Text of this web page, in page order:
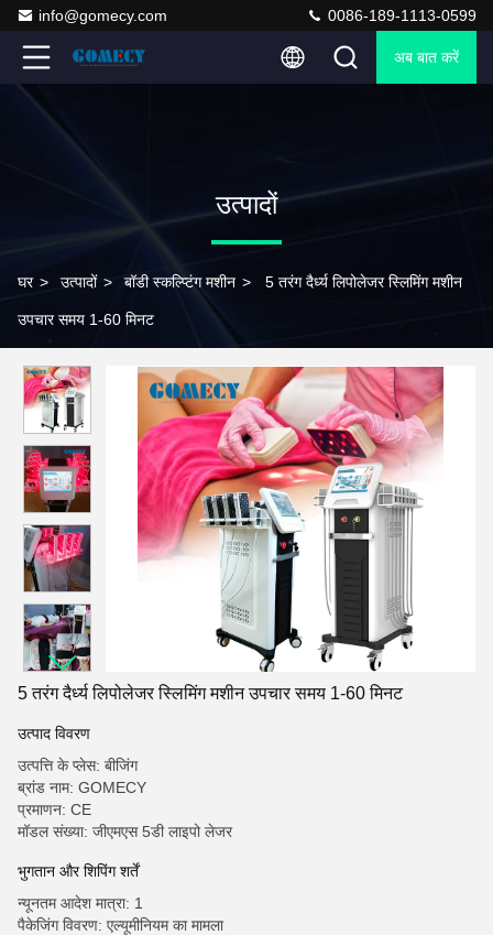
info@gomecy.com 0086-189-1113-0599
अब बात करें
उत्पादों
घर > उत्पादों > बॉडी स्कल्प्टिंग मशीन > 5 तरंग दैर्ध्य लिपोलेजर स्लिमिंग मशीन
उपचार समय 1-60 मिनट
5 तरंग दैर्ध्य लिपोलेजर स्लिमिंग मशीन उपचार समय 1-60 मिनट
उत्पाद विवरण
उत्पत्ति के प्लेस: बीजिंग
ब्रांड नाम: GOMECY
प्रमाणन: CE
मॉडल संख्या: जीएमएस 5डी लाइपो लेजर
भुगतान और शिपिंग शर्तें
न्यूनतम आदेश मात्रा: 1
पैकेजिंग विवरण: एल्यूमीनियम का मामला